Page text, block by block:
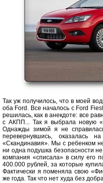
Так уж получилось, что в моей
оба Ford. Все началось с Ford
решилась, как в анекдоте: все
с АКПП... Так я выбрала новую
Однажды зимой я не
перевернувшись, оказалась
«Скандинавия». Мы с ребенком
ни одна подушка безопасности
компания «списала» в силу его
400.000 рублей, за которые
Фактически я поменяла свою
же года. Так что нет худа без